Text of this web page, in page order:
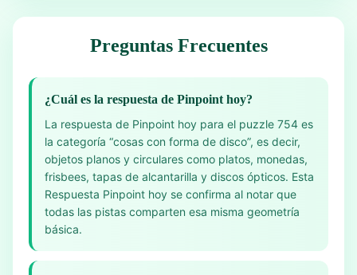
Preguntas Frecuentes
¿Cuál es la respuesta de Pinpoint hoy?
La respuesta de Pinpoint hoy para el puzzle 754 es
la categoría “cosas con forma de disco”, es decir,
objetos planos y circulares como platos, monedas,
frisbees, tapas de alcantarilla y discos ópticos. Esta
Respuesta Pinpoint hoy se confirma al notar que
todas las pistas comparten esa misma geometría
básica.